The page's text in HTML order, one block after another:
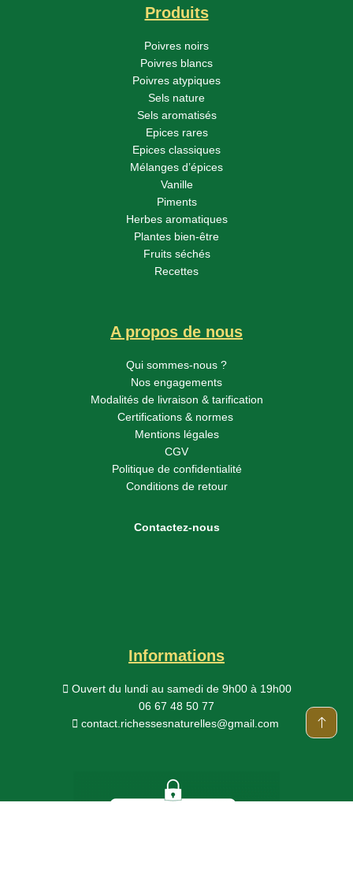
Produits
Poivres noirs
Poivres blancs
Poivres atypiques
Sels nature
Sels aromatisés
Epices rares
Epices classiques
Mélanges d’épices
Vanille
Piments
Herbes aromatiques
Plantes bien-être
Fruits séchés
Recettes
A propos de nous
Qui sommes-nous ?
Nos engagements
Modalités de livraison & tarification
Certifications & normes
Mentions légales
CGV
Politique de confidentialité
Conditions de retour
Contactez-nous
Informations
Ouvert du lundi au samedi de 9h00 à 19h00
06 67 48 50 77
contact.richessesnaturelles@gmail.com